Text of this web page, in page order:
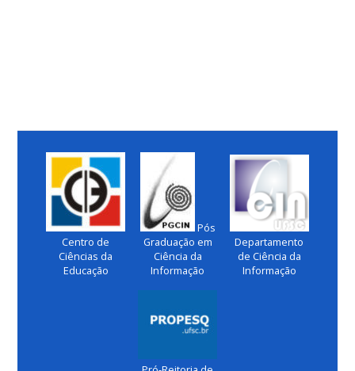
Centro de
Ciências da
Educação
Pós
Graduação em
Ciência da
Informação
Departamento
de Ciência da
Informação